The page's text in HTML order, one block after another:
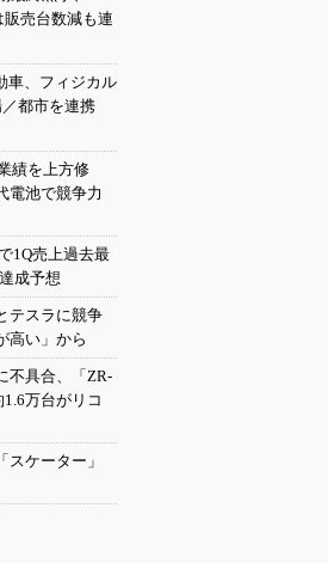
売台数減も連
車、フィジカル
都市を連携
績を上方修
電池で競争力
1Q売上過去最
成予想
テスラに競争
高い」から
不具合、「ZR-
万台がリコ
ケーター」